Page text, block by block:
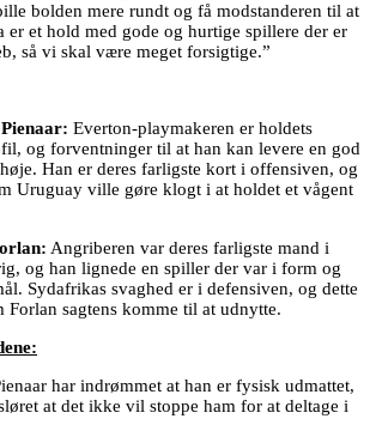
bolden mere rundt og få modstanderen til at
er et hold med gode og hurtige spillere der er
så vi skal være meget forsigtige.”
Everton-playmakeren er holdets
og forventninger til at han kan levere en god
Han er deres farligste kort i offensiven, og
Uruguay ville gøre klogt i at holdet et vågent
Angriberen var deres farligste mand i
og han lignede en spiller der var i form og
Sydafrikas svaghed er i defensiven, og dette
Forlan sagtens komme til at udnytte.
har indrømmet at han er fysisk udmattet,
at det ikke vil stoppe ham for at deltage i